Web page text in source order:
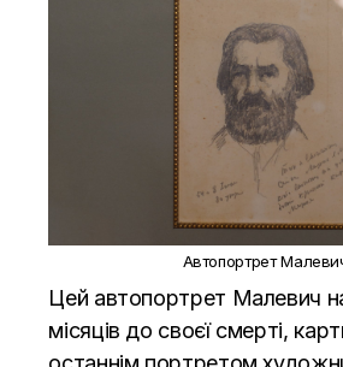
Автопортрет
Цей автопортрет Малевич
місяців до своєї смерті,